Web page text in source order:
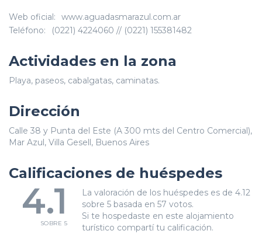
Web oficial:
www.aguadasmarazul.com.ar
Teléfono:
(0221) 4224060 // (0221) 155381482
Actividades en la zona
Playa, paseos, cabalgatas, caminatas.
Dirección
Calle 38 y Punta del Este (A 300 mts del Centro Comercial),
Mar Azul, Villa Gesell, Buenos Aires
Calificaciones de huéspedes
4.1
SOBRE 5
La valoración de los huéspedes es de 4.12
sobre 5 basada en 57 votos.
Si te hospedaste en este alojamiento
turístico compartí tu calificación.